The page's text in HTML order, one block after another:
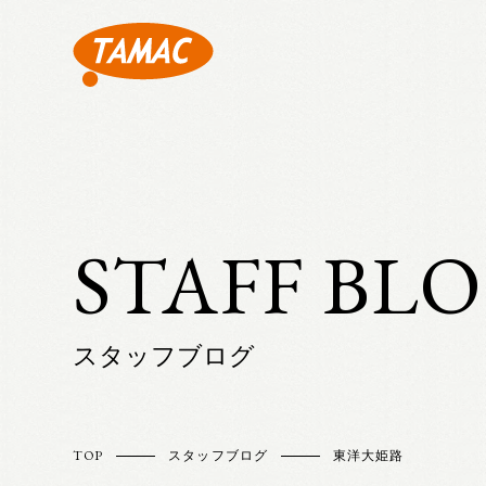
STAFF
スタッフブログ
TOP スタッフブログ 東洋大姫路